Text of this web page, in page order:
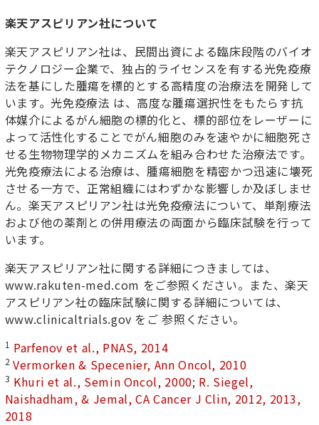
楽天アスピリアン社について
楽天アスピリアン社は、民間出資による臨床段階のバイオ
テクノロジー企業で、独占的ライセンスを有する光免疫療
法を基にした腫瘍を標的とする高精度の治療法を開発して
います。光免疫療法 は、高度な腫瘍選択性をもたらす抗
体媒介によるがん細胞の標的化と、標的部位をレーザーに
よって活性化することでがん細胞のみを速やかに細胞死さ
せる生物物理学的メカニズムを組み合わせた治療法です。
光免疫療法による治療は、腫瘍細胞を精密かつ迅速に壊死
させる一方で、正常組織にはわずかな影響しか及ぼしませ
ん。楽天アスピリアン社は光免疫療法について、単剤療法
および他の薬剤との併用療法の両面から臨床試験を行って
います。
楽天アスピリアン社に関する詳細につきましては、
www.rakuten-med.com をご参照ください。また、楽天
アスピリアン社の臨床試験に関する詳細については、
www.clinicaltrials.gov をご 参照ください。
1 Parfenov et al., PNAS, 2014
2 Vermorken & Specenier, Ann Oncol, 2010
3 Khuri et al., Semin Oncol, 2000; R. Siegel,
Naishadham, & Jemal, CA Cancer J Clin, 2012, 2013,
2018